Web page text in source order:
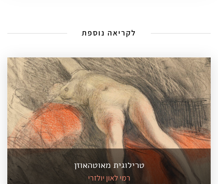
לקריאה נוספת
טרילוגית מאוטהאוזן
רמי לאון יולזרי